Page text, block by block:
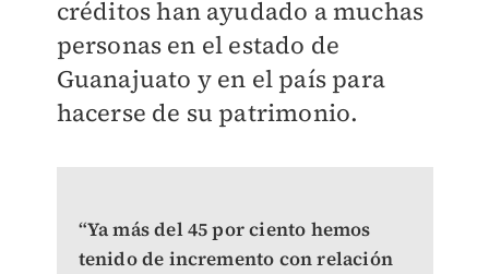
créditos han ayudado a muchas
personas en el estado de
Guanajuato y en el país para
hacerse de su patrimonio.
“Ya más del 45 por ciento hemos
tenido de incremento con relación